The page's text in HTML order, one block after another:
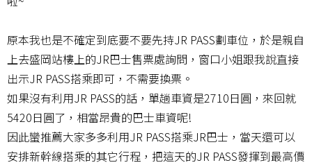
原本我也是不確定到底要不要先持JR PASS劃車位，於是親自
上去盛岡站樓上的JR巴士售票處詢問，窗口小姐跟我說直接
出示JR PASS搭乘即可，不需要換票。
如果沒有利用JR PASS的話，單趟車資是2710日圓，來回就
5420日圓了，相當昂貴的巴士車資呢!
因此蠻推薦大家多多利用JR PASS搭乘JR巴士，當天還可以
安排新幹線搭乘的其它行程，把這天的JR PASS發揮到最高價